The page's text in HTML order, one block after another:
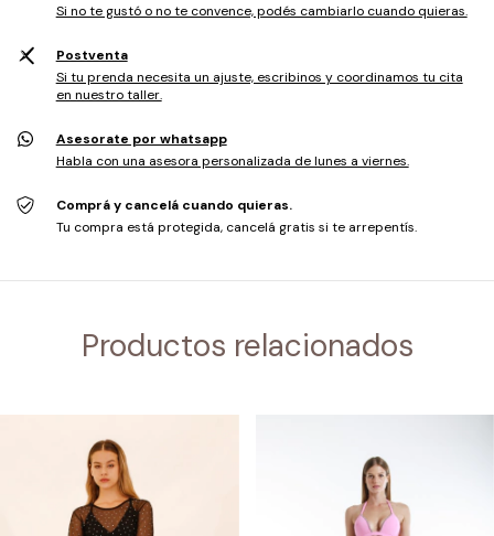
Si no te gustó o no te convence, podés cambiarlo cuando quieras.
Postventa
Si tu prenda necesita un ajuste, escribinos y coordinamos tu cita
en nuestro taller.
Asesorate por whatsapp
Habla con una asesora personalizada de lunes a viernes.
Comprá y cancelá cuando quieras.
Tu compra está protegida, cancelá gratis si te arrepentís.
Productos relacionados